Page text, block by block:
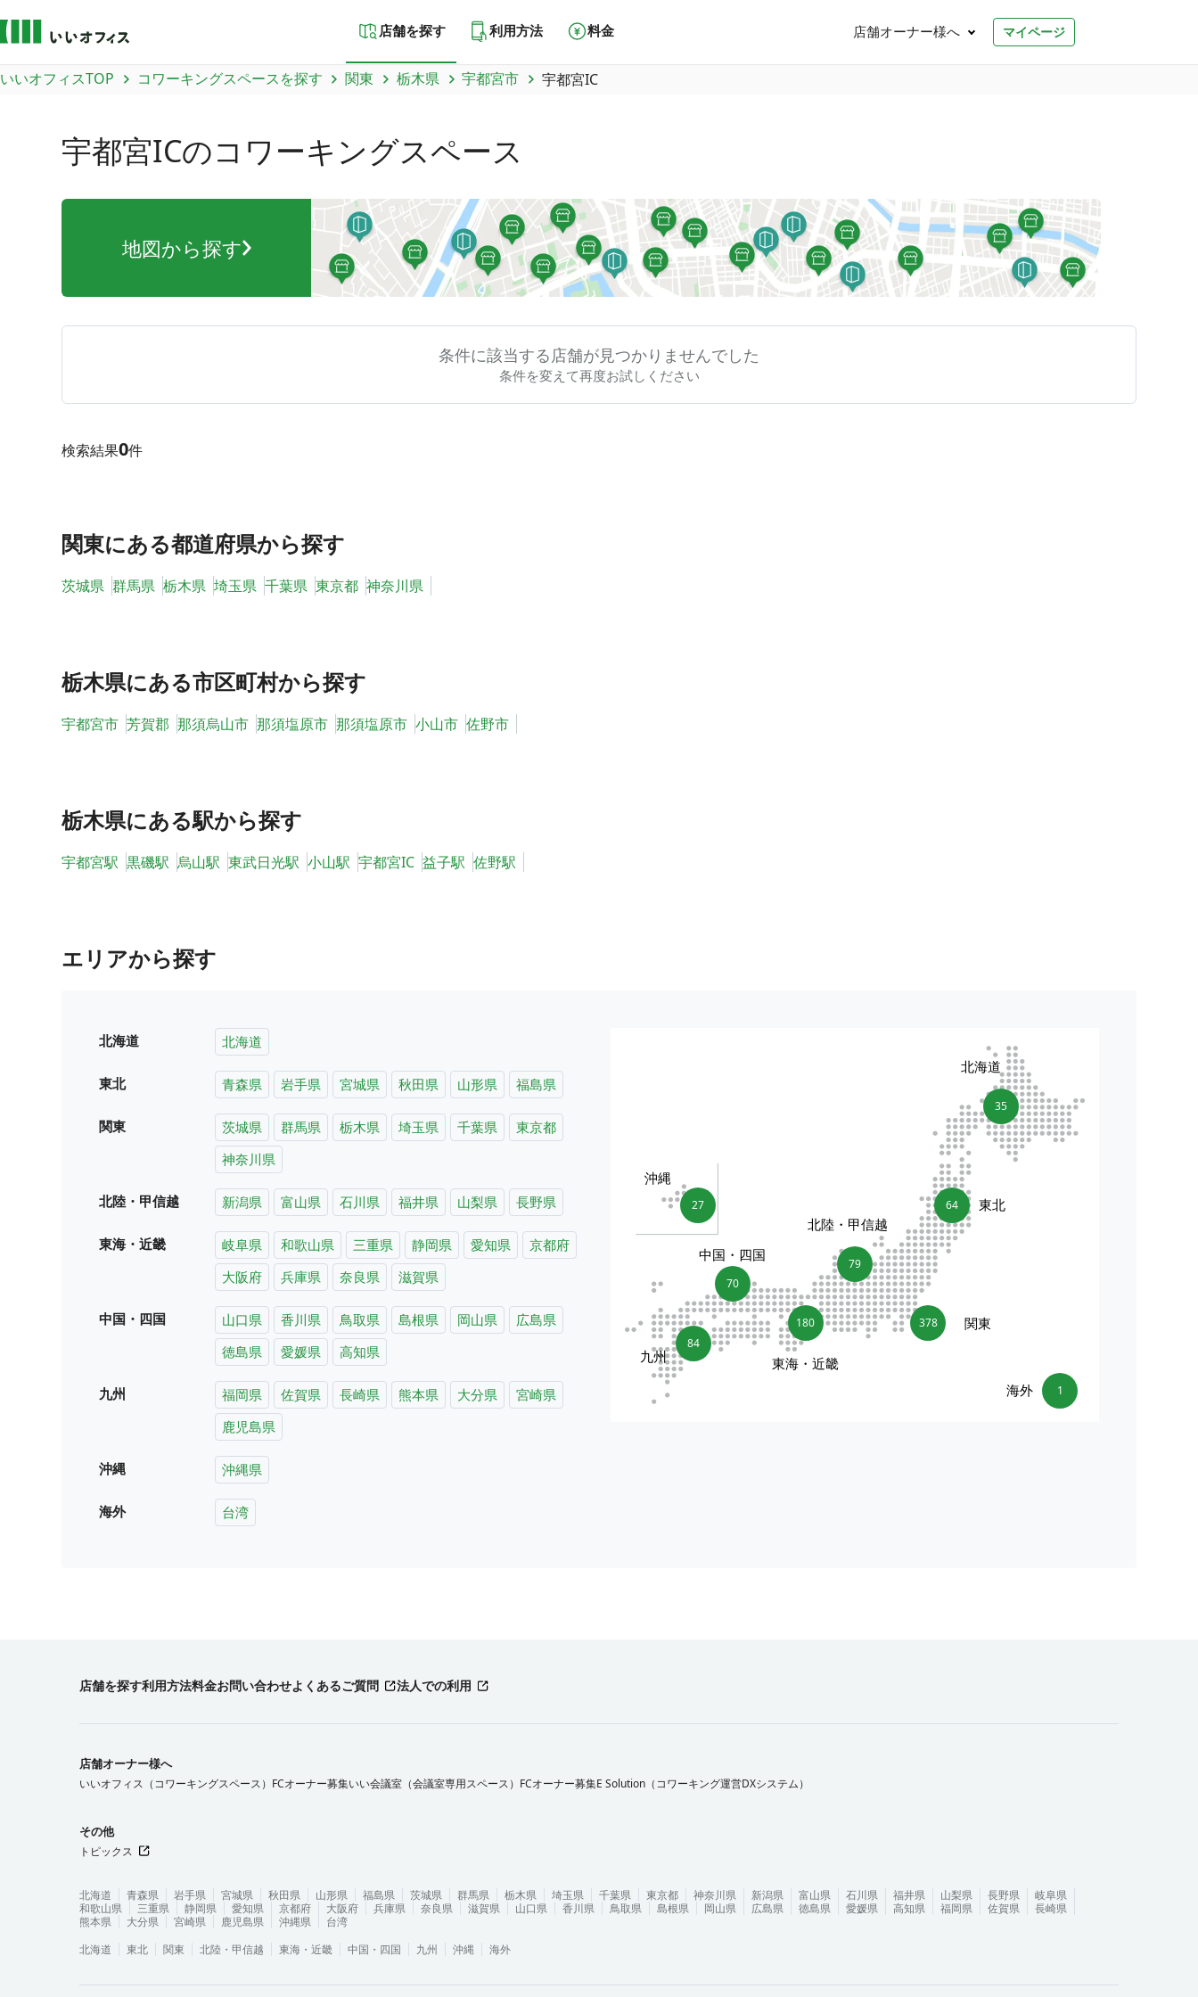
店舗を探す 利用方法 料金 店舗オーナー様へ マイページ
いいオフィスTOP コワーキングスペースを探す 関東 栃木県 宇都宮市 宇都宮IC
宇都宮ICのコワーキングスペース
地図から探す
条件に該当する店舗が見つかりませんでした
条件を変えて再度お試しください
検索結果0件
関東にある都道府県から探す
茨城県 群馬県 栃木県 埼玉県 千葉県 東京都 神奈川県
栃木県にある市区町村から探す
宇都宮市 芳賀郡 那須烏山市 那須塩原市 那須塩原市 小山市 佐野市
栃木県にある駅から探す
宇都宮駅 黒磯駅 烏山駅 東武日光駅 小山駅 宇都宮IC 益子駅 佐野駅
エリアから探す
北海道 北海道
東北 青森県 岩手県 宮城県 秋田県 山形県 福島県
関東 茨城県 群馬県 栃木県 埼玉県 千葉県
東京都
神奈川県
北陸・甲信越 新潟県 富山県 石川県 福井県 山梨県 長野県
東海・近畿 岐阜県 和歌山県 三重県 静岡県 愛知県
京都府
大阪府
兵庫県 奈良県 滋賀県
中国・四国 山口県 香川県 鳥取県 島根県 岡山県
広島県
徳島県
愛媛県 高知県
九州 福岡県 佐賀県 長崎県 熊本県 大分県
宮崎県
鹿児島県
沖縄 沖縄県
海外 台湾
35
北海道
64 東北
378 関東
79
北陸・甲信越
180
東海・近畿
70
中国・四国
84
九州
27
沖縄
1
海外
店舗を探す利用方法料金お問い合わせよくあるご質問 法人での利用
店舗オーナー様へ
いいオフィス（コワーキングスペース）FCオーナー募集いい会議室（会議室専用スペース）FCオーナー募集E Solution（コワーキング運営DXシステム）
その他
トピックス
北海道 青森県 岩手県 宮城県 秋田県 山形県 福島県 茨城県 群馬県 栃木県 埼玉県 千葉県 東京都 神奈川県 新潟県 富山県 石川県 福井県 山梨県 長野県
岐阜県
和歌山県
三重県 静岡県 愛知県 京都府 大阪府 兵庫県 奈良県 滋賀県 山口県 香川県 鳥取県 島根県 岡山県 広島県 徳島県 愛媛県 高知県 福岡県 佐賀県
長崎県
熊本県
大分県 宮崎県 鹿児島県 沖縄県
台湾
北海道
東北 関東 北陸・甲信越 東海・近畿 中国・四国 九州 沖縄 海外